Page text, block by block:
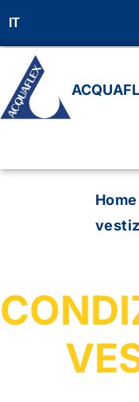
IT
Home